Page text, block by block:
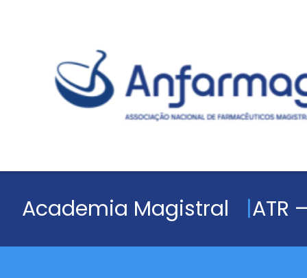
Academia Magistral ATR